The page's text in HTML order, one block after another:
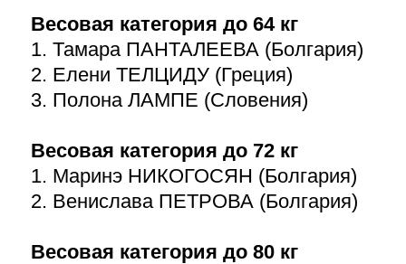
Весовая категория до 64 кг
1. Тамара ПАНТАЛЕЕВА (Болгария)
2. Елени ТЕЛЦИДУ (Греция)
3. Полона ЛАМПЕ (Словения)
Весовая категория до 72 кг
1. Маринэ НИКОГОСЯН (Болгария)
2. Венислава ПЕТРОВА (Болгария)
Весовая категория до 80 кг